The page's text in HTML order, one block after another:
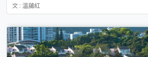
文 : 溫藹紅